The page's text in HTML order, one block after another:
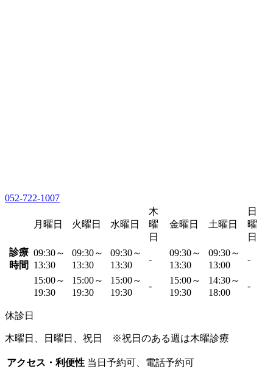
052-722-1007
月曜日 火曜日 水曜日
木
曜
日
金曜日 土曜日
日
曜
日
診療
時間
09:30～
13:30
09:30～
13:30
09:30～
13:30
-
09:30～
13:30
09:30～
13:00
-
15:00～
19:30
15:00～
19:30
15:00～
19:30
-
15:00～
19:30
14:30～
18:00
-
休診日
木曜日、日曜日、祝日 ※祝日のある週は木曜診療
アクセス・利便性 当日予約可、電話予約可